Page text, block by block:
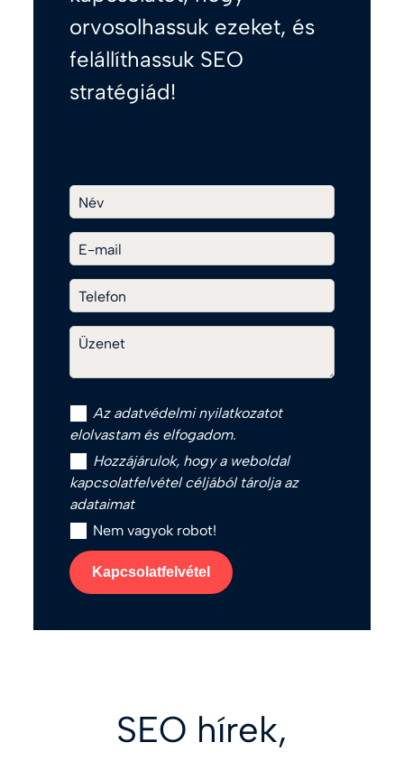
orvosolhassuk ezeket, és
felállíthassuk SEO
stratégiád!
Név
E-mail
Telefon
Üzenet
Az adatvédelmi nyilatkozatot
elolvastam és elfogadom.
Hozzájárulok, hogy a weboldal
kapcsolatfelvétel céljából tárolja az
adataimat
Nem vagyok robot!
Kapcsolatfelvétel
SEO hírek,